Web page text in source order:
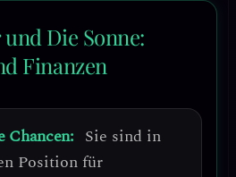
Die Sonne:
Finanzen
Chancen: Sie sind in
Position für